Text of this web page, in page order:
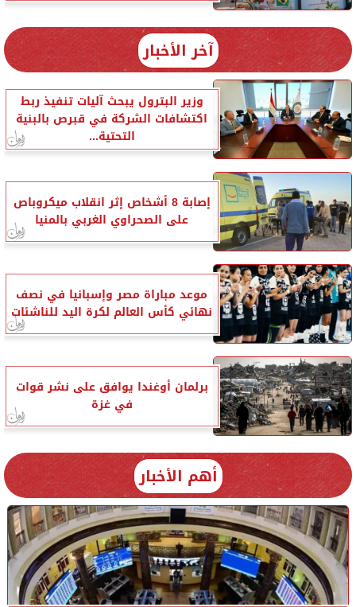
آخر الأخبار
وزير البترول يبحث آليات تنفيذ ربط
اكتشافات الشركة في قبرص بالبنية
التحتية...
إصابة 8 أشخاص إثر انقلاب ميكروباص
على الصحراوي الغربي بالمنيا
موعد مباراة مصر وإسبانيا في نصف
نهائي كأس العالم لكرة اليد للناشئات
برلمان أوغندا يوافق على نشر قوات
في غزة
أهم الأخبار